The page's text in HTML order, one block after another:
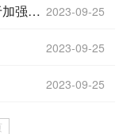
2023-09-25
理办法
2023-09-25
2023-09-25